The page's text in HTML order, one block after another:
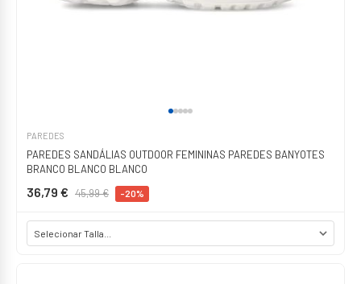
PAREDES
PAREDES SANDÁLIAS OUTDOOR FEMININAS PAREDES BANYOTES
BRANCO BLANCO BLANCO
36,79 € 45,99 € -20%